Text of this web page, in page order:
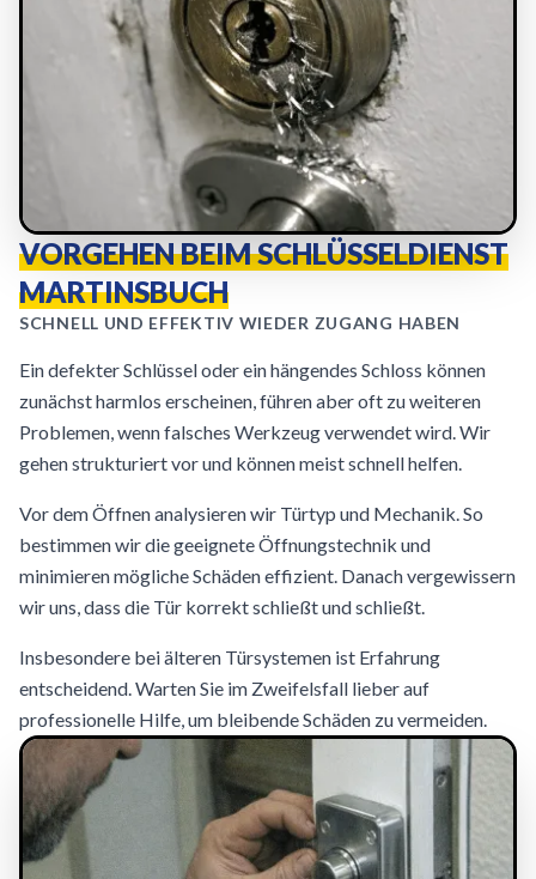
VORGEHEN BEIM SCHLÜSSELDIENST
MARTINSBUCH
SCHNELL UND EFFEKTIV WIEDER ZUGANG HABEN
Ein defekter Schlüssel oder ein hängendes Schloss können
zunächst harmlos erscheinen, führen aber oft zu weiteren
Problemen, wenn falsches Werkzeug verwendet wird. Wir
gehen strukturiert vor und können meist schnell helfen.
Vor dem Öffnen analysieren wir Türtyp und Mechanik. So
bestimmen wir die geeignete Öffnungstechnik und
minimieren mögliche Schäden effizient. Danach vergewissern
wir uns, dass die Tür korrekt schließt und schließt.
Insbesondere bei älteren Türsystemen ist Erfahrung
entscheidend. Warten Sie im Zweifelsfall lieber auf
professionelle Hilfe, um bleibende Schäden zu vermeiden.